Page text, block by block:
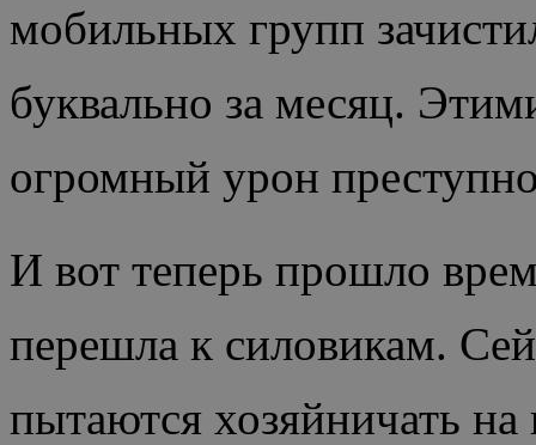
мобильных групп
буквально за месяц.
огромный урон
И вот теперь прошло
перешла к силовикам.
пытаются хозяйничать